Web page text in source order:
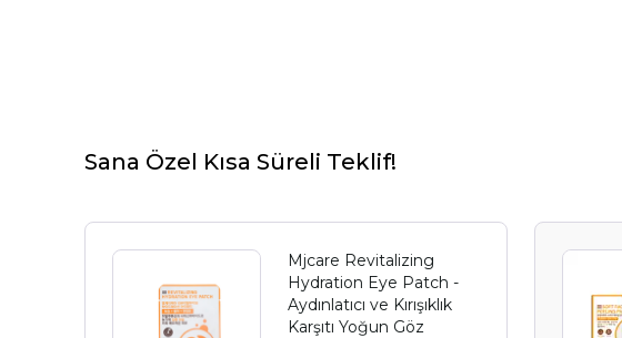
Sana Özel Kısa Süreli Teklif!
Mjcare Revitalizing
Hydration Eye Patch -
Aydınlatıcı ve Kırışıklık
Karşıtı Yoğun Göz